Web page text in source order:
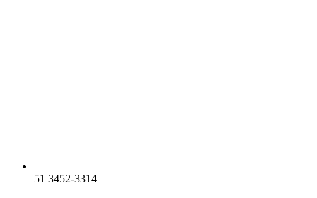
51 3452-3314